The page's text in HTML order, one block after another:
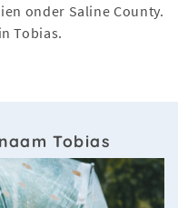
onder Saline County.
Tobias.
Tobias